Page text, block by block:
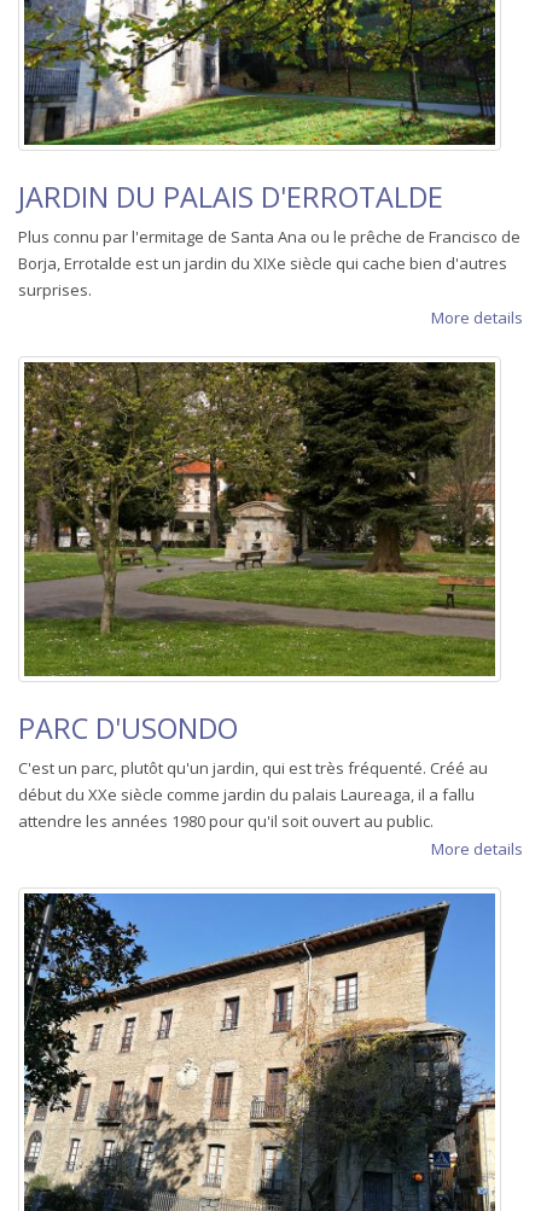
JARDIN DU PALAIS D'ERROTALDE
Plus connu par l'ermitage de Santa Ana ou le prêche de Francisco de
Borja, Errotalde est un jardin du XIXe siècle qui cache bien d'autres
surprises.
More details
PARC D'USONDO
C'est un parc, plutôt qu'un jardin, qui est très fréquenté. Créé au
début du XXe siècle comme jardin du palais Laureaga, il a fallu
attendre les années 1980 pour qu'il soit ouvert au public.
More details